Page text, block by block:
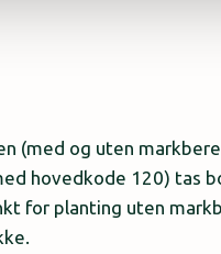
(med og uten
hovedkode 120) tas
for planting uten